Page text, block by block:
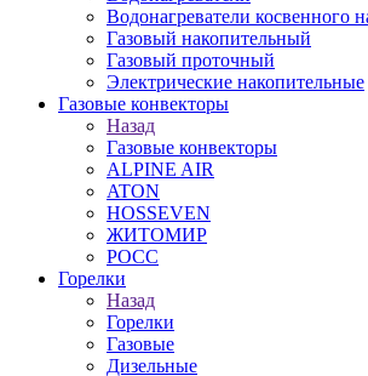
Водонагреватели косвенного
Газовый накопительный
Газовый проточный
Электрические накопительные
Газовые конвекторы
Назад
Газовые конвекторы
ALPINE AIR
ATON
HOSSEVEN
ЖИТОМИР
РОСС
Горелки
Назад
Горелки
Газовые
Дизельные